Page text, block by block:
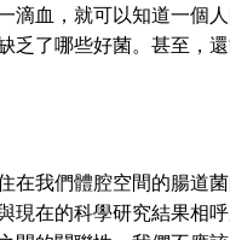
滴血，就可以知道一個
了哪些好菌。甚至，
我們體腔空間的腸道
現在的科學研究結果相